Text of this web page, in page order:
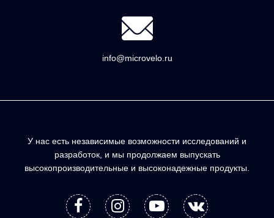
info@microvelo.ru
У нас есть независимые возможности исследований и
разработок, и мы продолжаем выпускать
высокопроизводительные и высоконадежные продукты.